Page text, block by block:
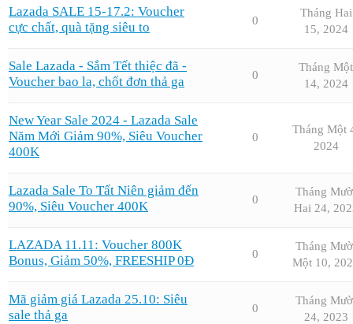
Lazada SALE 15-17.2: Voucher
cực chất, quà tặng siêu to
0
Tháng Hai
15, 2024
Sale Lazada - Sắm Tết thiệc đã -
Voucher bao la, chốt đơn thả ga
0
Tháng Một
14, 2024
New Year Sale 2024 - Lazada Sale
Năm Mới Giảm 90%, Siêu Voucher
400K
0
Tháng Một
2024
Lazada Sale To Tất Niên giảm đến
90%, Siêu Voucher 400K
0
Tháng
Hai 24,
LAZADA 11.11: Voucher 800K
Bonus, Giảm 50%, FREESHIP 0Đ
0
Tháng
Một 10,
Mã giảm giá Lazada 25.10: Siêu
sale thả ga
0
Tháng
24, 2023